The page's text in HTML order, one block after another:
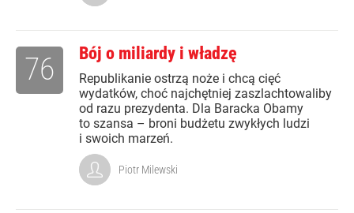
Bój o miliardy i władzę
Republikanie ostrzą noże i chcą cięć
wydatków, choć najchętniej zaszlachtowaliby
od razu prezydenta. Dla Baracka Obamy
to szansa – broni budżetu zwykłych ludzi
i swoich marzeń.
76
Piotr Milewski